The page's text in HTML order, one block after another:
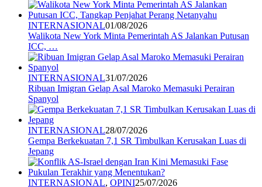
INTERNASIONAL01/08/2026
Walikota New York Minta Pemerintah AS Jalankan Putusan
ICC, …
INTERNASIONAL31/07/2026
Ribuan Imigran Gelap Asal Maroko Memasuki Perairan
Spanyol
INTERNASIONAL28/07/2026
Gempa Berkekuatan 7,1 SR Timbulkan Kerusakan Luas di
Jepang
INTERNASIONAL, OPINI25/07/2026